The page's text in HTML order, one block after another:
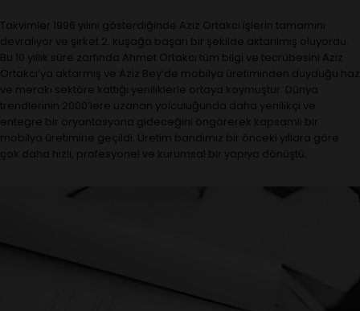
Takvimler 1996 yılını gösterdiğinde Aziz Ortakcı işlerin tamamını
devralıyor ve şirket 2. kuşağa başarı bir şekilde aktarılmış oluyordu.
Bu 10 yıllık süre zarfında Ahmet Ortakcı tüm bilgi ve tecrübesini Aziz
Ortakcı’ya aktarmış ve Aziz Bey’de mobilya üretiminden duyduğu haz
ve merakı sektöre kattığı yeniliklerle ortaya koymuştur. Dünya
trendlerinin 2000’lere uzanan yolculuğunda daha yenilikçi ve
entegre bir oryantasyona gideceğini öngörerek kapsamlı bir
mobilya üretimine geçildi. Üretim bandımız bir önceki yıllara göre
çok daha hızlı, profesyonel ve kurumsal bir yapıya dönüştü.